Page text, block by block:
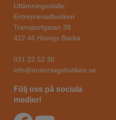
Utlämningsställe:
Entreprenadbutiken
Transportgatan 39
422 46 Hisings Backa
031 22 52 30
info@motorsagsbutiken.se
Följ oss på sociala
medier!